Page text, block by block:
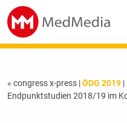
« congress x-press |ÖDG 2019|
Endpunktstudien 2018/19 im